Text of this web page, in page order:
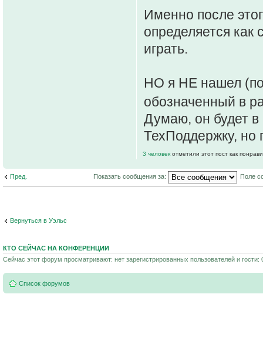
Именно после
определяется как
играть.
НО я НЕ нашел
обозначенный в
Думаю, он будет в
ТехПоддержку, но
3 человек отметили этот пост как
Пред. Показать сообщения за: Поле
Вернуться в Уэльс
КТО СЕЙЧАС НА КОНФЕРЕНЦИИ
Сейчас этот форум просматривают: нет зарегистрированных пользователей и гости:
Список форумов